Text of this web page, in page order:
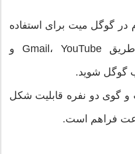
گوگل میت برای استفاده
شخصی کافی است از طریق Gmail، YouTube و
و گوی دو نفره قابلیت شکل